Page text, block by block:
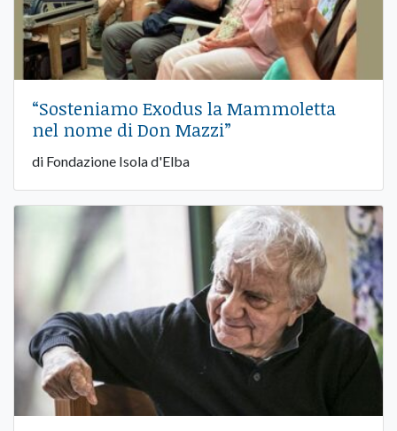
“Sosteniamo Exodus la Mammoletta
nel nome di Don Mazzi”
di Fondazione Isola d'Elba